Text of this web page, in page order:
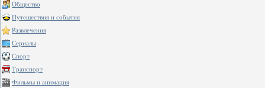
Общество
Путешествия и события
Развлечения
Сериалы
Спорт
Транспорт
Фильмы и анимация